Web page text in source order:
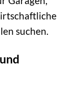
suchen.